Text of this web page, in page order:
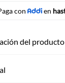
del producto